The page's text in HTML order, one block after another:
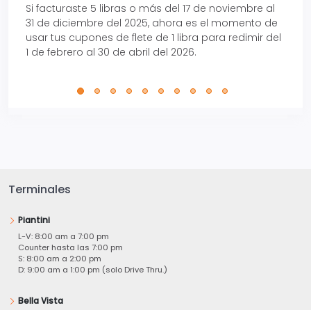
Si facturaste 5 libras o más del 17 de noviembre al
31 de diciembre del 2025, ahora es el momento de
usar tus cupones de flete de 1 libra para redimir del
1 de febrero al 30 de abril del 2026.
Terminales
Piantini
L-V: 8:00 am a 7:00 pm
Counter hasta las 7:00 pm
S: 8:00 am a 2:00 pm
D: 9:00 am a 1:00 pm (solo Drive Thru.)
Bella Vista